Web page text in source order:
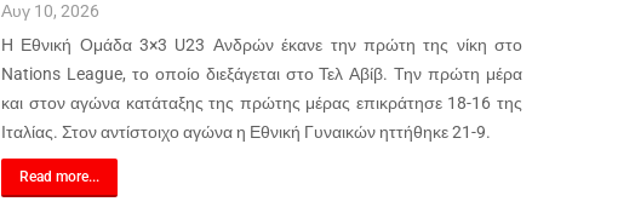
Αυγ 10, 2026
Η Εθνική Ομάδα 3×3 U23 Ανδρών έκανε την πρώτη της νίκη στο
Nations League, το οποίο διεξάγεται στο Τελ Αβίβ. Την πρώτη μέρα
και στον αγώνα κατάταξης της πρώτης μέρας επικράτησε 18-16 της
Ιταλίας. Στον αντίστοιχο αγώνα η Εθνική Γυναικών ηττήθηκε 21-9.
Read more...